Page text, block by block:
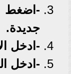
-اضغط
جديدة.
-ادخل
-ادخل